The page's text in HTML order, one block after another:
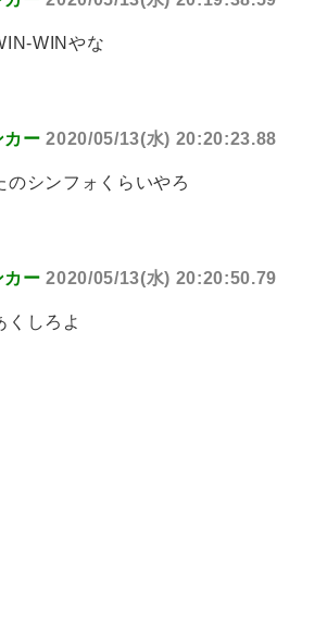
WINやな
カー 2020/05/13(水) 20:20:23.88
のシンフォくらいやろ
カー 2020/05/13(水) 20:20:50.79
くしろよ